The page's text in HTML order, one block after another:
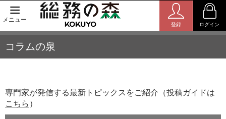
メニュー
登録 ログイン
コラムの泉
専門家が発信する最新トピックスをご紹介（投稿ガイドは
こちら ）